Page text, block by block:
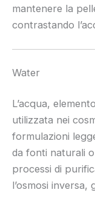
mantenere la
contrastando
Water
L’acqua,
utilizzata nei
formulazioni
da fonti naturali
processi di
l’osmosi